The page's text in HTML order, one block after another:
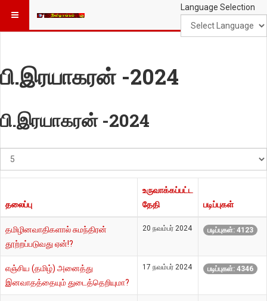
Language Selection
பி.இரயாகரன் -2024
பி.இரயாகரன் -2024
காட்டுக
தலைப்பு
உருவாக்கப்பட்ட
தேதி
படிப்புகள்
தமிழினவாதிகளால் சுமந்திரன்
தூற்றப்படுவது ஏன்!?
20 நவம்பர் 2024 படிப்புகள்: 4123
எஞ்சிய (தமிழ்) அனைத்து
இனவாதத்தையும் துடைத்தெறியுமா?
17 நவம்பர் 2024 படிப்புகள்: 4346